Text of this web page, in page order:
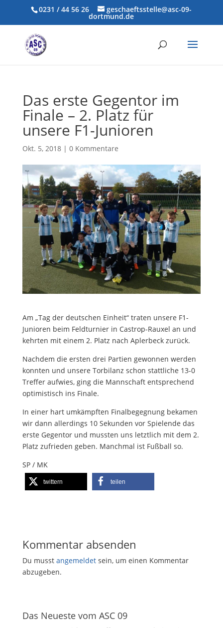
0231 / 44 56 26 geschaeftsstelle@asc-09-
dortmund.de
Das erste Gegentor im
Finale – 2. Platz für
unsere F1-Junioren
Okt. 5, 2018| 0 Kommentare
Am „Tag der deutschen Einheit“ traten unsere F1-
Junioren beim Feldturnier in Castrop-Rauxel an und
kehrten mit einem 2. Platz nach Aplerbeck zurück.
Nachdem die ersten drei Partien gewonnen werden
konnten und unsere Torbilanz schon stattliche 13-0
Treffer aufwies, ging die Mannschaft entsprechend
optimistisch ins Finale.
In einer hart umkämpften Finalbegegnung bekamen
wir dann allerdings 10 Sekunden vor Spielende das
erste Gegentor und mussten uns letztlich mit dem 2.
Platz zufrieden geben. Manchmal ist Fußball so.
SP / MK
twittern teilen
Kommentar absenden
Du musst angemeldetsein, um einen Kommentar
abzugeben.
Das Neueste vom ASC 09